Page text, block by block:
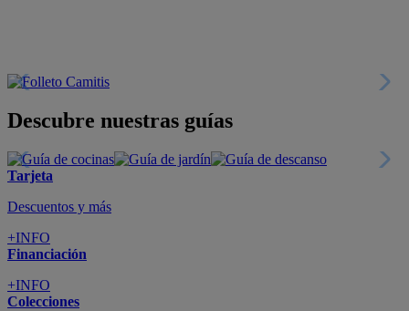
Descubre nuestras guías
Tarjeta
Descuentos y más
+INFO
Financiación
+INFO
Colecciones